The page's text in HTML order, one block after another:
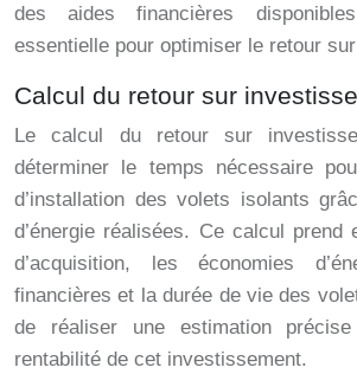
des aides financières
essentielle pour optimiser le retour
Calcul du retour sur
Le calcul du retour sur
déterminer le temps nécessaire
d’installation des volets isolants
d’énergie réalisées. Ce calcul prend
d’acquisition, les économies
financières et la durée de vie des
de réaliser une estimation
rentabilité de cet investissement.